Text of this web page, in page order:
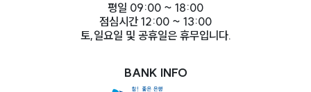
평일 09:00 ~ 18:00
점심시간 12:00 ~ 13:00
토,일요일 및 공휴일은 휴무입니다.
BANK INFO